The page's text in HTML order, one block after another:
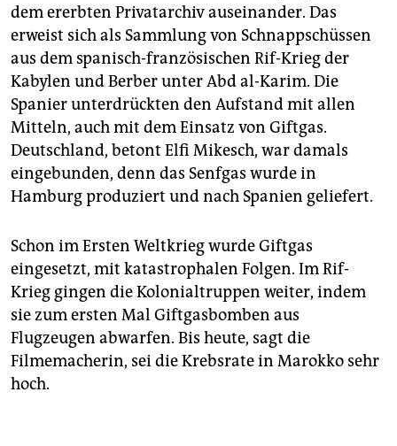
dem ererbten Privatarchiv auseinander. Das
erweist sich als Sammlung von Schnappschüssen
aus dem spanisch-französischen Rif-Krieg der
Kabylen und Berber unter Abd al-Karim. Die
Spanier unterdrückten den Aufstand mit allen
Mitteln, auch mit dem Einsatz von Giftgas.
Deutschland, betont Elfi Mikesch, war damals
eingebunden, denn das Senfgas wurde in
Hamburg produziert und nach Spanien geliefert.
Schon im Ersten Weltkrieg wurde Giftgas
eingesetzt, mit katastrophalen Folgen. Im Rif-
Krieg gingen die Kolonialtruppen weiter, indem
sie zum ersten Mal Giftgasbomben aus
Flugzeugen abwarfen. Bis heute, sagt die
Filmemacherin, sei die Krebsrate in Marokko sehr
hoch.